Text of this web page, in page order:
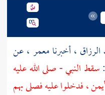
، أخبرنامعمر ، عن
سقط النبي - صلى الله عليه
فدخلوا عليه فصلى بهم